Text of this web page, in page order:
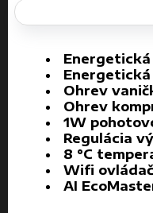
Energetická
Ohrev
Ohrev
1W
Regulácia
8 °C
Wifi ovládač
AI